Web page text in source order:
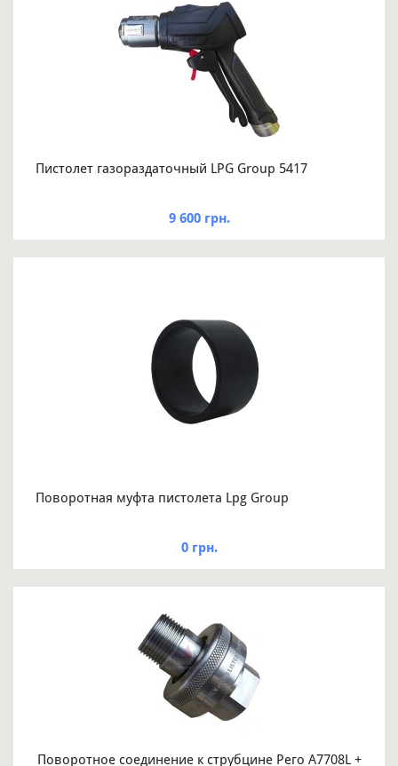
Пистолет газораздаточный LPG Group 5417
9 600 грн.
Поворотная муфта пистолета Lpg Group
0 грн.
Поворотное соединение к струбцине Рего А7708L +